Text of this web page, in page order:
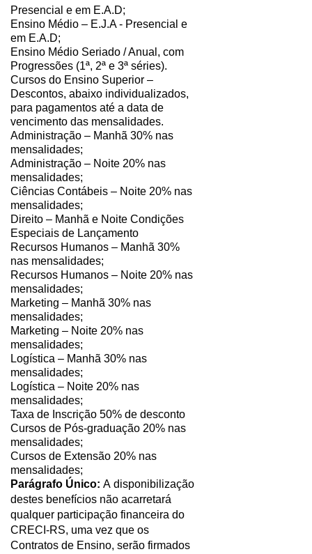
Presencial e em E.A.D;
Ensino Médio – E.J.A - Presencial e
em E.A.D;
Ensino Médio Seriado / Anual, com
Progressões (1ª, 2ª e 3ª séries).
Cursos do Ensino Superior –
Descontos, abaixo individualizados,
para pagamentos até a data de
vencimento das mensalidades.
Administração – Manhã 30% nas
mensalidades;
Administração – Noite 20% nas
mensalidades;
Ciências Contábeis – Noite 20% nas
mensalidades;
Direito – Manhã e Noite Condições
Especiais de Lançamento
Recursos Humanos – Manhã 30%
nas mensalidades;
Recursos Humanos – Noite 20% nas
mensalidades;
Marketing – Manhã 30% nas
mensalidades;
Marketing – Noite 20% nas
mensalidades;
Logística – Manhã 30% nas
mensalidades;
Logística – Noite 20% nas
mensalidades;
Taxa de Inscrição 50% de desconto
Cursos de Pós-graduação 20% nas
mensalidades;
Cursos de Extensão 20% nas
mensalidades;
Parágrafo Único: A disponibilização
destes benefícios não acarretará
qualquer participação financeira do
CRECI-RS, uma vez que os
Contratos de Ensino, serão firmados